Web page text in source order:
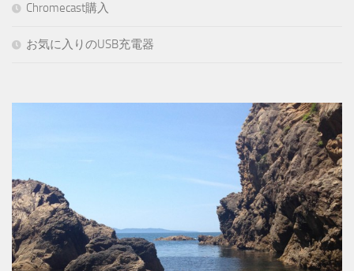
Chromecast購入
お気に入りのUSB充電器